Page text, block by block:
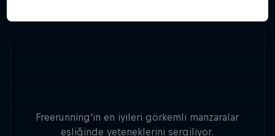
Freerunning'in en iyileri görkemli manzaralar
eşliğinde yeteneklerini sergiliyor.